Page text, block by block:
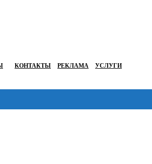
КОНТАКТЫ РЕКЛАМА УСЛУГИ